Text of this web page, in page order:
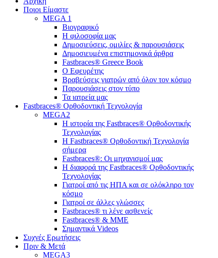
Menu
Ποιοι Είμαστε
MEGA 1
Βιογραφικό
Η φιλοσοφία μας
Δημοσιεύσεις, ομιλίες & παρουσιάσεις
Δημοσιευμένα επιστημονικά άρθρα
Fastbraces® Greece Book
Ο Εφευρέτης
Bραβεύσεις γιατρών από όλον τον κόσμο
Παρουσιάσεις στον τύπο
Τα ιατρεία μας
Fastbraces® Ορθοδοντική Τεχνολογία
MEGA2
Η ιστορία της Fastbraces® Ορθοδοντικής
Τεχνολογίας
H Fastbraces® Ορθοδοντική Τεχνολογία
σήμερα
Fastbraces®: Οι μηχανισμοί μας
Η διαφορά της Fastbraces® Ορθοδοντικής
Τεχνολογίας
Γιατροί από τις ΗΠΑ και σε ολόκληρο τον
κόσμο
Γιατροί σε άλλες γλώσσες
Fastbraces® τι λένε ασθενείς
Fastbraces® & ΜΜΕ
Σημαντικά Videos
Συχνές Ερωτήσεις
Πριν & Μετά
MEGA3